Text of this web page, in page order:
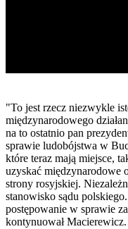
"To jest rzecz niezwykle
międzynarodowego
na to ostatnio pan
sprawie ludobójstwa w
które teraz mają miejsce,
uzyskać międzynarodowe
strony rosyjskiej.
stanowisko sądu
postępowanie w sprawie
kontynuował Macierewicz.